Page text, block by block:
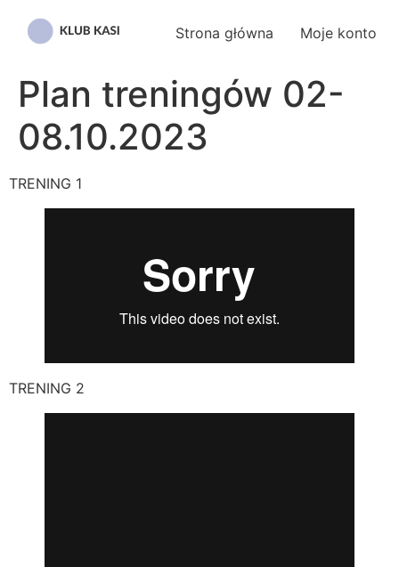
Strona główna Moje konto
Plan treningów 02-
08.10.2023
TRENING 1
TRENING 2